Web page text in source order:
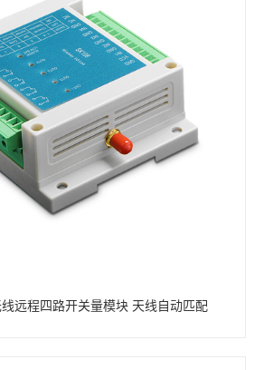
远程四路开关量模块 天线自动匹配